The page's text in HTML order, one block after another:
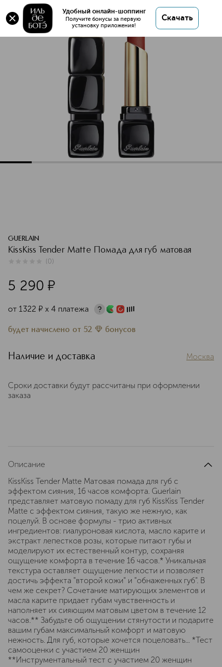
Удобный онлайн-шоппинг
Получите бонусы за первую
установку приложения!
Скачать
KissKiss Tender Matte Помада для губ матовая
Характеристики
GUERLAIN
KissKiss Tender Matte Помада для губ матовая
(0)
5 290 ¤
от 1322 ¤ х 4 платежа
будет начислено от 52 бонусов
Наличие и доставка Москва
Сроки доставки будут рассчитаны при оформлении
заказа
Описание
KissKiss Tender Matte Матовая помада для губ с
эффектом сияния, 16 часов комфорта. Guerlain
представляет матовую помаду для губ KissKiss Tender
Matte с эффектом сияния, такую же нежную, как
поцелуй. В основе формулы - трио активных
ингредиентов: гиалуроновая кислота, масло карите и
экстракт лепестков розы, которые питают губы и
моделируют их естественный контур, сохраняя
ощущение комфорта в течение 16 часов.* Уникальная
текстура оставляет ощущение легкости и позволяет
достичь эффекта "второй кожи" и "обнаженных губ". В
чем же секрет? Сочетание матирующих элементов и
масла карите придает губам чувственность и
наполняет их сияющим матовым цветом в течение 12
часов.** Забудьте об ощущении стянутости и подарите
вашим губам максимальный комфорт и матовую
нежность. Для губ, которые хочется поцеловать... *Тест
самооценки с участием 20 женщин
**Инструментальный тест с участием 20 женщин